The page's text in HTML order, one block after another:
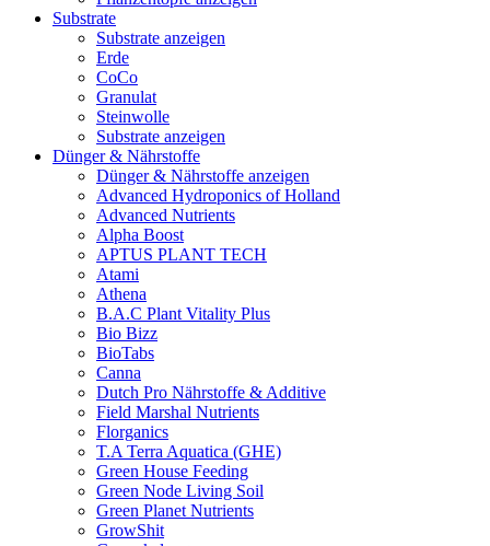
Substrate
Substrate anzeigen
Erde
CoCo
Granulat
Steinwolle
Substrate anzeigen
Dünger & Nährstoffe
Dünger & Nährstoffe anzeigen
Advanced Hydroponics of Holland
Advanced Nutrients
Alpha Boost
APTUS PLANT TECH
Atami
Athena
B.A.C Plant Vitality Plus
Bio Bizz
BioTabs
Canna
Dutch Pro Nährstoffe & Additive
Field Marshal Nutrients
Florganics
T.A Terra Aquatica (GHE)
Green House Feeding
Green Node Living Soil
Green Planet Nutrients
GrowShit